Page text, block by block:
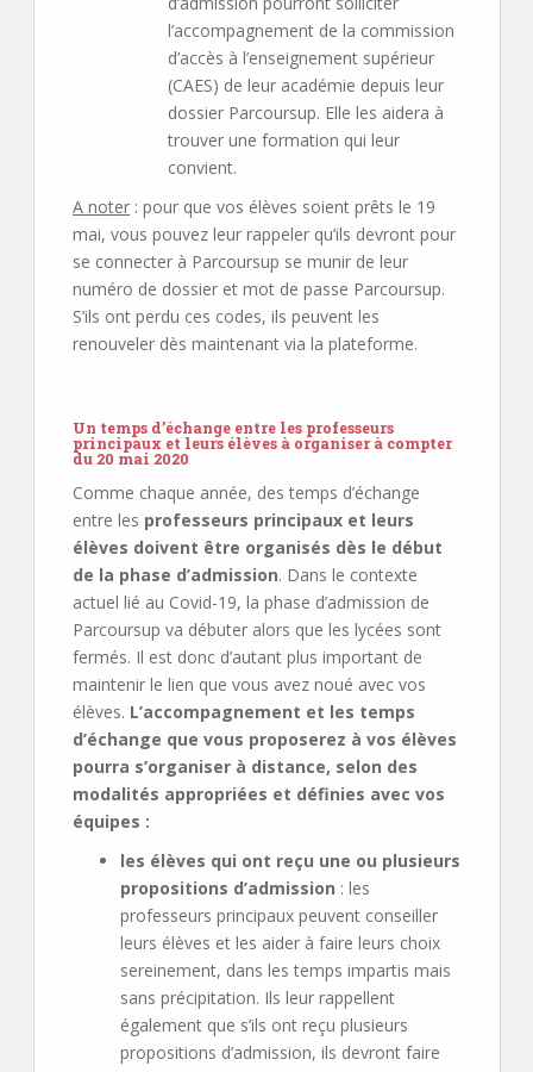
l’accompagnement de la commission
d’accès à l’enseignement supérieur
(CAES) de leur académie depuis leur
dossier Parcoursup. Elle les aidera à
trouver une formation qui leur
convient.
A noter : pour que vos élèves soient prêts le 19
mai, vous pouvez leur rappeler qu’ils devront pour
se connecter à Parcoursup se munir de leur
numéro de dossier et mot de passe Parcoursup.
S’ils ont perdu ces codes, ils peuvent les
renouveler dès maintenant via la plateforme.
Un temps d’échange entre les professeurs
principaux et leurs élèves à organiser à compter
du 20 mai 2020
Comme chaque année, des temps d’échange
entre les professeurs principaux et leurs
élèves doivent être organisés dès le début
de la phase d’admission. Dans le contexte
actuel lié au Covid-19, la phase d’admission de
Parcoursup va débuter alors que les lycées sont
fermés. Il est donc d’autant plus important de
maintenir le lien que vous avez noué avec vos
élèves. L’accompagnement et les temps
d’échange que vous proposerez à vos élèves
pourra s’organiser à distance, selon des
modalités appropriées et définies avec vos
équipes :
les élèves qui ont reçu une ou plusieurs
propositions d’admission : les
professeurs principaux peuvent conseiller
leurs élèves et les aider à faire leurs choix
sereinement, dans les temps impartis mais
sans précipitation. Ils leur rappellent
également que s’ils ont reçu plusieurs
propositions d’admission, ils devront faire